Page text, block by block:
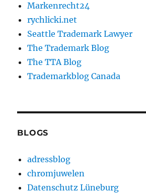
Markenrecht24
rychlicki.net
Seattle Trademark Lawyer
The Trademark Blog
The TTA Blog
Trademarkblog Canada
BLOGS
adressblog
chromjuwelen
Datenschutz Lüneburg